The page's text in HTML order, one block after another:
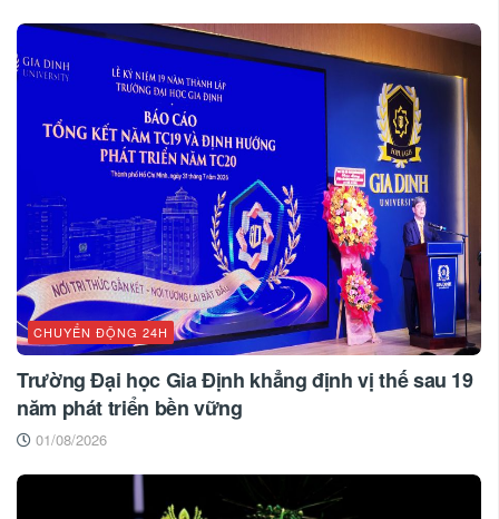
CHUYỂN ĐỘNG 24H
Trường Đại học Gia Định khẳng định vị thế sau 19
năm phát triển bền vững
01/08/2026